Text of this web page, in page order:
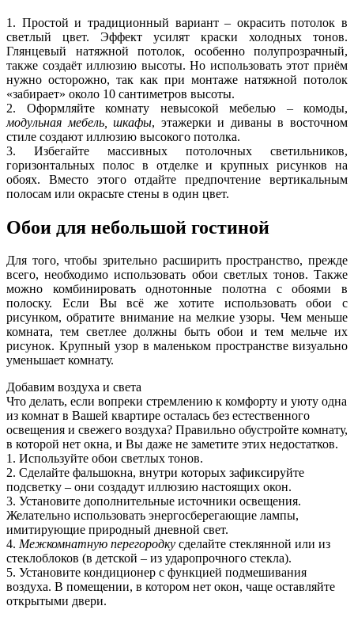
1. Простой и традиционный вариант – окрасить потолок в
светлый цвет. Эффект усилят краски холодных тонов.
Глянцевый натяжной потолок, особенно полупрозрачный,
также создаёт иллюзию высоты. Но использовать этот приём
нужно осторожно, так как при монтаже натяжной потолок
«забирает» около 10 сантиметров высоты.
2. Оформляйте комнату невысокой мебелью – комоды,
модульная мебель, шкафы, этажерки и диваны в восточном
стиле создают иллюзию высокого потолка.
3. Избегайте массивных потолочных светильников,
горизонтальных полос в отделке и крупных рисунков на
обоях. Вместо этого отдайте предпочтение вертикальным
полосам или окрасьте стены в один цвет.
Обои для небольшой гостиной
Для того, чтобы зрительно расширить пространство, прежде
всего, необходимо использовать обои светлых тонов. Также
можно комбинировать однотонные полотна с обоями в
полоску. Если Вы всё же хотите использовать обои с
рисунком, обратите внимание на мелкие узоры. Чем меньше
комната, тем светлее должны быть обои и тем мельче их
рисунок. Крупный узор в маленьком пространстве визуально
уменьшает комнату.
Добавим воздуха и света
Что делать, если вопреки стремлению к комфорту и уюту одна
из комнат в Вашей квартире осталась без естественного
освещения и свежего воздуха? Правильно обустройте комнату,
в которой нет окна, и Вы даже не заметите этих недостатков.
1. Используйте обои светлых тонов.
2. Сделайте фальшокна, внутри которых зафиксируйте
подсветку – они создадут иллюзию настоящих окон.
3. Установите дополнительные источники освещения.
Желательно использовать энергосберегающие лампы,
имитирующие природный дневной свет.
4. Межкомнатную перегородку сделайте стеклянной или из
стеклоблоков (в детской – из ударопрочного стекла).
5. Установите кондиционер с функцией подмешивания
воздуха. В помещении, в котором нет окон, чаще оставляйте
открытыми двери.